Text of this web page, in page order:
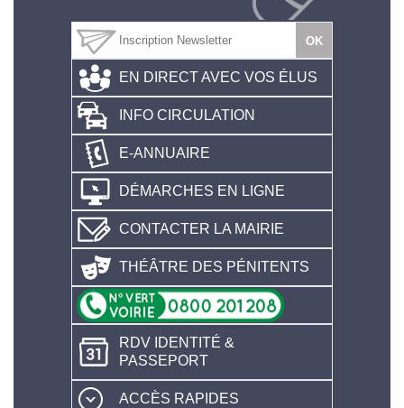
EN DIRECT AVEC VOS ÉLUS
INFO CIRCULATION
E-ANNUAIRE
DÉMARCHES EN LIGNE
CONTACTER LA MAIRIE
THÉÂTRE DES PÉNITENTS
RDV IDENTITÉ &
PASSEPORT
ACCÈS RAPIDES